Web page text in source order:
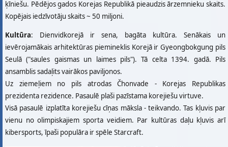
ķīniešu. Pēdējos gados Korejas Republikā pieaudzis ārzemnieku skaits.
Kopējais iedzīvotāju skaits ~ 50 miljoni.
Kultūra: Dienvidkorejā ir sena, bagāta kultūra. Senākais un
ievērojamākais arhitektūras piemineklis Korejā ir Gyeongbokgung pils
Seulā ("saules gaismas un laimes pils"). Tā celta 1394. gadā. Pils
ansamblis sadaļits vairākos paviljonos.
Uz ziemeļiem no pils atrodas Čhonvade - Korejas Republikas
prezidenta rezidence. Pasaulē plaši pazīstama korejiešu virtuve.
Visā pasaulē izplatīta korejiešu cīņas māksla - teikvando. Tas kļuvis par
vienu no olimpiskajiem sporta veidiem. Par kultūras daļu kļuvis arī
kibersports, īpaši populāra ir spēle Starcraft.